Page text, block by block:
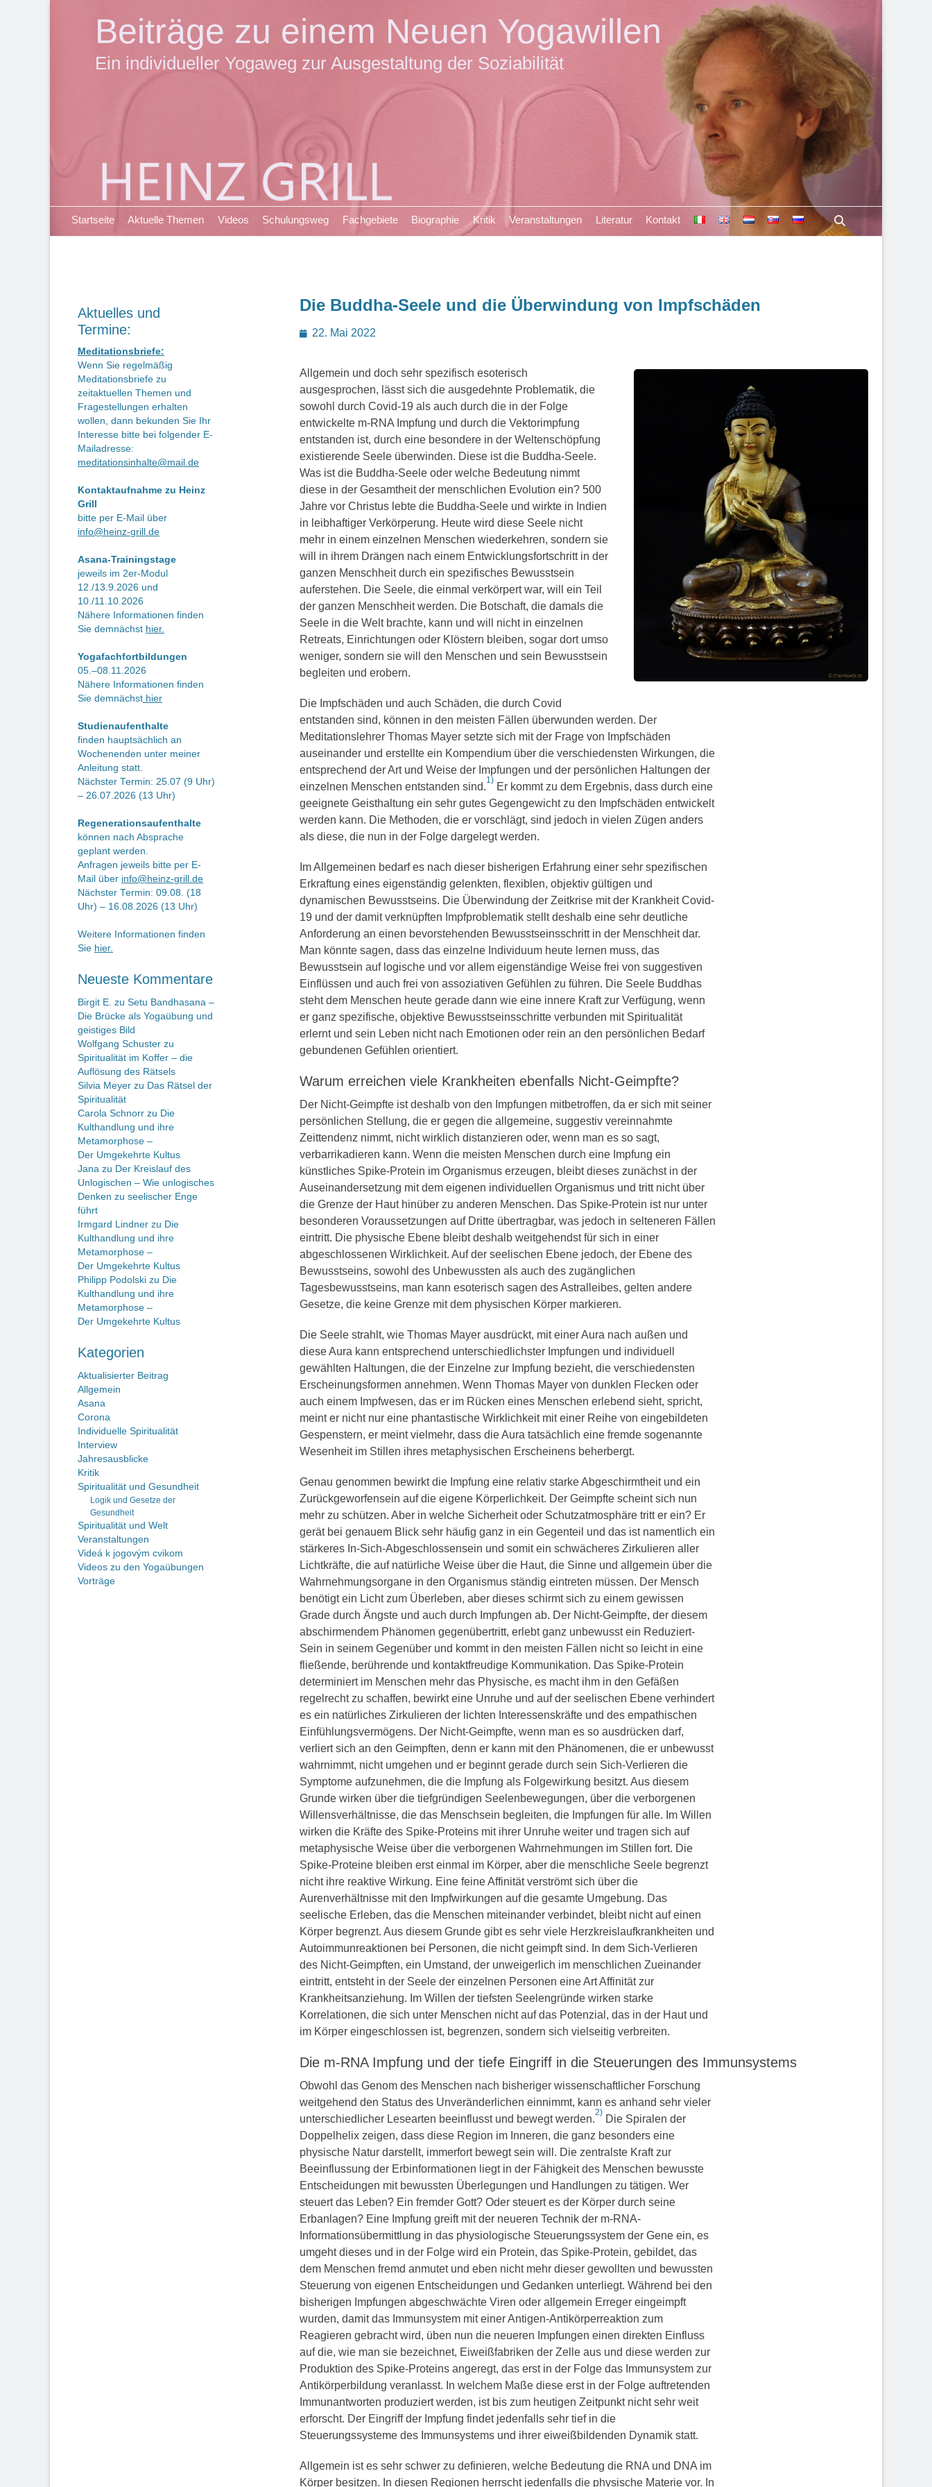
Beiträge zu einem Neuen Yogawillen
Ein individueller Yogaweg zur Ausgestaltung der Soziabilität
Primäres Menü
ZumStartseite Aktuelle Themen Videos Schulungsweg Fachgebiete Biographie Kritik Veranstaltungen Literatur Kontakt
Die Buddha-Seele und die Überwindung von Impfschäden
Posted
22. Mai 2022
Allgemein und doch sehr spezifisch esoterisch
ausgesprochen, lässt sich die ausgedehnte Problematik, die
sowohl durch Covid-19 als auch durch die in der Folge
entwickelte m-RNA Impfung und durch die Vektorimpfung
entstanden ist, durch eine besondere in der Weltenschöpfung
existierende Seele überwinden. Diese ist die Buddha-Seele.
Was ist die Buddha-Seele oder welche Bedeutung nimmt
diese in der Gesamtheit der menschlichen Evolution ein? 500
Jahre vor Christus lebte die Buddha-Seele und wirkte in Indien
in leibhaftiger Verkörperung. Heute wird diese Seele nicht
mehr in einem einzelnen Menschen wiederkehren, sondern sie
will in ihrem Drängen nach einem Entwicklungsfortschritt in der
ganzen Menschheit durch ein spezifisches Bewusstsein
auferstehen. Die Seele, die einmal verkörpert war, will ein Teil
der ganzen Menschheit werden. Die Botschaft, die damals die
Seele in die Welt brachte, kann und will nicht in einzelnen
Retreats, Einrichtungen oder Klöstern bleiben, sogar dort umso
weniger, sondern sie will den Menschen und sein Bewusstsein
begleiten und erobern.
Die Impfschäden und auch Schäden, die durch Covid
entstanden sind, können in den meisten Fällen überwunden werden. Der
Meditationslehrer Thomas Mayer setzte sich mit der Frage von Impfschäden
auseinander und erstellte ein Kompendium über die verschiedensten Wirkungen, die
entsprechend der Art und Weise der Impfungen und der persönlichen Haltungen der
einzelnen Menschen entstanden sind.
1)
Er kommt zu dem Ergebnis, dass durch eine
geeignete Geisthaltung ein sehr gutes Gegengewicht zu den Impfschäden entwickelt
werden kann. Die Methoden, die er vorschlägt, sind jedoch in vielen Zügen anders
als diese, die nun in der Folge dargelegt werden.
Im Allgemeinen bedarf es nach dieser bisherigen Erfahrung einer sehr spezifischen
Erkraftung eines eigenständig gelenkten, flexiblen, objektiv gültigen und
dynamischen Bewusstseins. Die Überwindung der Zeitkrise mit der Krankheit Covid-
19 und der damit verknüpften Impfproblematik stellt deshalb eine sehr deutliche
Anforderung an einen bevorstehenden Bewusstseinsschritt in der Menschheit dar.
Man könnte sagen, dass das einzelne Individuum heute lernen muss, das
Bewusstsein auf logische und vor allem eigenständige Weise frei von suggestiven
Einflüssen und auch frei von assoziativen Gefühlen zu führen. Die Seele Buddhas
steht dem Menschen heute gerade dann wie eine innere Kraft zur Verfügung, wenn
er ganz spezifische, objektive Bewusstseinsschritte verbunden mit Spiritualität
erlernt und sein Leben nicht nach Emotionen oder rein an den persönlichen Bedarf
gebundenen Gefühlen orientiert.
Warum erreichen viele Krankheiten ebenfalls Nicht-Geimpfte?
Der Nicht-Geimpfte ist deshalb von den Impfungen mitbetroffen, da er sich mit seiner
persönlichen Stellung, die er gegen die allgemeine, suggestiv vereinnahmte
Zeittendenz nimmt, nicht wirklich distanzieren oder, wenn man es so sagt,
verbarrikadieren kann. Wenn die meisten Menschen durch eine Impfung ein
künstliches Spike-Protein im Organismus erzeugen, bleibt dieses zunächst in der
Auseinandersetzung mit dem eigenen individuellen Organismus und tritt nicht über
die Grenze der Haut hinüber zu anderen Menschen. Das Spike-Protein ist nur unter
besonderen Voraussetzungen auf Dritte übertragbar, was jedoch in selteneren Fällen
eintritt. Die physische Ebene bleibt deshalb weitgehendst für sich in einer
abgeschlossenen Wirklichkeit. Auf der seelischen Ebene jedoch, der Ebene des
Bewusstseins, sowohl des Unbewussten als auch des zugänglichen
Tagesbewusstseins, man kann esoterisch sagen des Astralleibes, gelten andere
Gesetze, die keine Grenze mit dem physischen Körper markieren.
Die Seele strahlt, wie Thomas Mayer ausdrückt, mit einer Aura nach außen und
diese Aura kann entsprechend unterschiedlichster Impfungen und individuell
gewählten Haltungen, die der Einzelne zur Impfung bezieht, die verschiedensten
Erscheinungsformen annehmen. Wenn Thomas Mayer von dunklen Flecken oder
auch einem Impfwesen, das er im Rücken eines Menschen erlebend sieht, spricht,
meint er nicht nur eine phantastische Wirklichkeit mit einer Reihe von eingebildeten
Gespenstern, er meint vielmehr, dass die Aura tatsächlich eine fremde sogenannte
Wesenheit im Stillen ihres metaphysischen Erscheinens beherbergt.
Genau genommen bewirkt die Impfung eine relativ starke Abgeschirmtheit und ein
Zurückgeworfensein auf die eigene Körperlichkeit. Der Geimpfte scheint sich nun
mehr zu schützen. Aber in welche Sicherheit oder Schutzatmosphäre tritt er ein? Er
gerät bei genauem Blick sehr häufig ganz in ein Gegenteil und das ist namentlich ein
stärkeres In-Sich-Abgeschlossensein und somit ein schwächeres Zirkulieren aller
Lichtkräfte, die auf natürliche Weise über die Haut, die Sinne und allgemein über die
Wahrnehmungsorgane in den Organismus ständig eintreten müssen. Der Mensch
benötigt ein Licht zum Überleben, aber dieses schirmt sich zu einem gewissen
Grade durch Ängste und auch durch Impfungen ab. Der Nicht-Geimpfte, der diesem
abschirmendem Phänomen gegenübertritt, erlebt ganz unbewusst ein Reduziert-
Sein in seinem Gegenüber und kommt in den meisten Fällen nicht so leicht in eine
fließende, berührende und kontaktfreudige Kommunikation. Das Spike-Protein
determiniert im Menschen mehr das Physische, es macht ihm in den Gefäßen
regelrecht zu schaffen, bewirkt eine Unruhe und auf der seelischen Ebene verhindert
es ein natürliches Zirkulieren der lichten Interessenskräfte und des empathischen
Einfühlungsvermögens. Der Nicht-Geimpfte, wenn man es so ausdrücken darf,
verliert sich an den Geimpften, denn er kann mit den Phänomenen, die er unbewusst
wahrnimmt, nicht umgehen und er beginnt gerade durch sein Sich-Verlieren die
Symptome aufzunehmen, die die Impfung als Folgewirkung besitzt. Aus diesem
Grunde wirken über die tiefgründigen Seelenbewegungen, über die verborgenen
Willensverhältnisse, die das Menschsein begleiten, die Impfungen für alle. Im Willen
wirken die Kräfte des Spike-Proteins mit ihrer Unruhe weiter und tragen sich auf
metaphysische Weise über die verborgenen Wahrnehmungen im Stillen fort. Die
Spike-Proteine bleiben erst einmal im Körper, aber die menschliche Seele begrenzt
nicht ihre reaktive Wirkung. Eine feine Affinität verströmt sich über die
Aurenverhältnisse mit den Impfwirkungen auf die gesamte Umgebung. Das
seelische Erleben, das die Menschen miteinander verbindet, bleibt nicht auf einen
Körper begrenzt. Aus diesem Grunde gibt es sehr viele Herzkreislaufkrankheiten und
Autoimmunreaktionen bei Personen, die nicht geimpft sind. In dem Sich-Verlieren
des Nicht-Geimpften, ein Umstand, der unweigerlich im menschlichen Zueinander
eintritt, entsteht in der Seele der einzelnen Personen eine Art Affinität zur
Krankheitsanziehung. Im Willen der tiefsten Seelengründe wirken starke
Korrelationen, die sich unter Menschen nicht auf das Potenzial, das in der Haut und
im Körper eingeschlossen ist, begrenzen, sondern sich vielseitig verbreiten.
Die m-RNA Impfung und der tiefe Eingriff in die Steuerungen des Immunsystems
Obwohl das Genom des Menschen nach bisheriger wissenschaftlicher Forschung
weitgehend den Status des Unveränderlichen einnimmt, kann es anhand sehr vieler
unterschiedlicher Lesearten beeinflusst und bewegt werden.
2)
Die Spiralen der
Doppelhelix zeigen, dass diese Region im Inneren, die ganz besonders eine
physische Natur darstellt, immerfort bewegt sein will. Die zentralste Kraft zur
Beeinflussung der Erbinformationen liegt in der Fähigkeit des Menschen bewusste
Entscheidungen mit bewussten Überlegungen und Handlungen zu tätigen. Wer
steuert das Leben? Ein fremder Gott? Oder steuert es der Körper durch seine
Erbanlagen? Eine Impfung greift mit der neueren Technik der m-RNA-
Informationsübermittlung in das physiologische Steuerungssystem der Gene ein, es
umgeht dieses und in der Folge wird ein Protein, das Spike-Protein, gebildet, das
dem Menschen fremd anmutet und eben nicht mehr dieser gewollten und bewussten
Steuerung von eigenen Entscheidungen und Gedanken unterliegt. Während bei den
bisherigen Impfungen abgeschwächte Viren oder allgemein Erreger eingeimpft
wurden, damit das Immunsystem mit einer Antigen-Antikörperreaktion zum
Reagieren gebracht wird, üben nun die neueren Impfungen einen direkten Einfluss
auf die, wie man sie bezeichnet, Eiweißfabriken der Zelle aus und diese werden zur
Produktion des Spike-Proteins angeregt, das erst in der Folge das Immunsystem zur
Antikörperbildung veranlasst. In welchem Maße diese erst in der Folge auftretenden
Immunantworten produziert werden, ist bis zum heutigen Zeitpunkt nicht sehr weit
erforscht. Der Eingriff der Impfung findet jedenfalls sehr tief in die
Steuerungssysteme des Immunsystems und ihrer eiweißbildenden Dynamik statt.
Allgemein ist es sehr schwer zu definieren, welche Bedeutung die RNA und DNA im
Körper besitzen. In diesen Regionen herrscht jedenfalls die physische Materie vor. In
Aktuelles und
Termine:
Meditationsbriefe:
Wenn Sie regelmäßig
Meditationsbriefe zu
zeitaktuellen Themen und
Fragestellungen erhalten
wollen, dann bekunden Sie Ihr
Interesse bitte bei folgender E-
Mailadresse:
meditationsinhalte@mail.de
Kontaktaufnahme zu Heinz
Grill
bitte per E-Mail über
info@heinz-grill.de
Asana-Trainingstage
jeweils im 2er-Modul
12./13.9.2026 und
10./11.10.2026
Nähere Informationen finden
Sie demnächst hier.
Yogafachfortbildungen
05.–08.11.2026
Nähere Informationen finden
Sie demnächst hier
Studienaufenthalte
finden hauptsächlich an
Wochenenden unter meiner
Anleitung statt.
Nächster Termin: 25.07 (9 Uhr)
– 26.07.2026 (13 Uhr)
Regenerationsaufenthalte
können nach Absprache
geplant werden.
Anfragen jeweils bitte per E-
Mail über info@heinz-grill.de
Nächster Termin: 09.08. (18
Uhr) – 16.08.2026 (13 Uhr)
Weitere Informationen finden
Sie hier.
Neueste Kommentare
Birgit E. zu Setu Bandhasana –
Die Brücke als Yogaübung und
geistiges Bild
Wolfgang Schuster zu
Spiritualität im Koffer – die
Auflösung des Rätsels
Silvia Meyer zu Das Rätsel der
Spiritualität
Carola Schnorr zu Die
Kulthandlung und ihre
Metamorphose –
Der Umgekehrte Kultus
Jana zu Der Kreislauf des
Unlogischen – Wie unlogisches
Denken zu seelischer Enge
führt
Irmgard Lindner zu Die
Kulthandlung und ihre
Metamorphose –
Der Umgekehrte Kultus
Philipp Podolski zu Die
Kulthandlung und ihre
Metamorphose –
Der Umgekehrte Kultus
Kategorien
Aktualisierter Beitrag
Allgemein
Asana
Corona
Individuelle Spiritualität
Interview
Jahresausblicke
Kritik
Spiritualität und Gesundheit
Logik und Gesetze der
Gesundheit
Spiritualität und Welt
Veranstaltungen
Videá k jogovým cvikom
Videos zu den Yogaübungen
Vorträge